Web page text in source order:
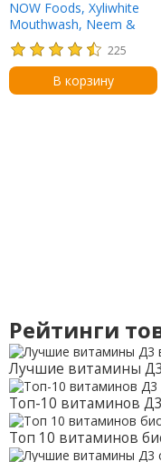
NOW Foods, Xyliwhite
Mouthwash, Neem &
Tea Tree, 16oz
225
В корзину
Рейтинги
Лучшие витамины
Топ-10 витаминов
Топ 10 витаминов